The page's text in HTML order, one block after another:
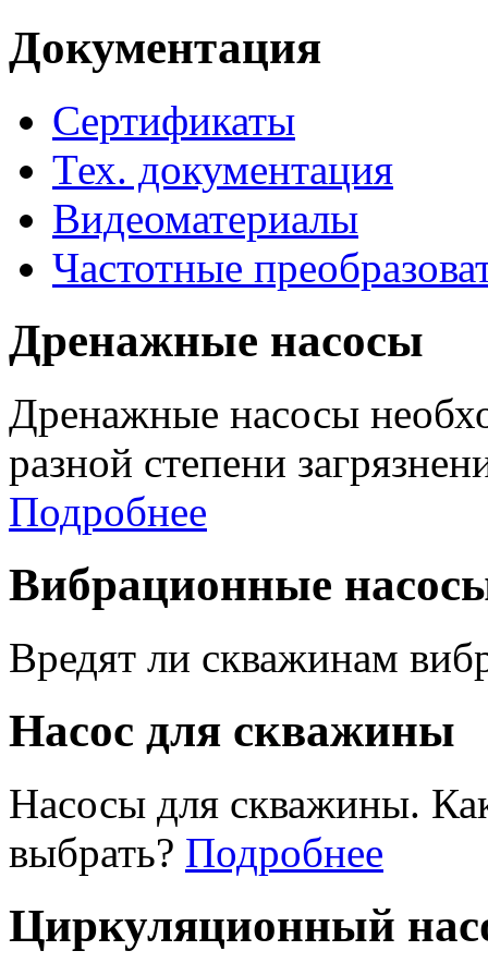
Документация
Сертификаты
Тех. документация
Видеоматериалы
Частотные
Дренажные насосы
Дренажные насосы
разной степени
Подробнее
Вибрационные
Вредят ли скважинам
Насос для скважины
Насосы для скважины.
выбрать? Подробнее
Циркуляционный